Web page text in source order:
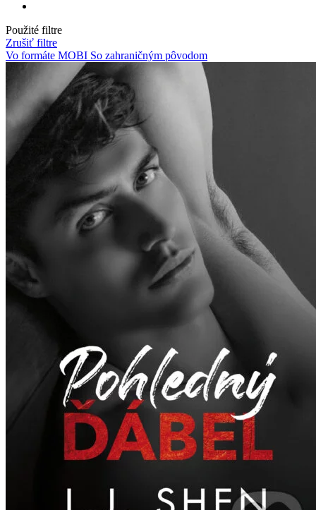
Použité filtre
Zrušiť filtre
Vo formáte MOBI So zahraničným pôvodom